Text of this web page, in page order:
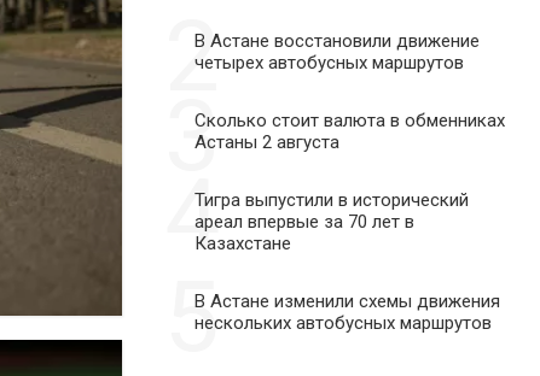
2
В Астане восстановили движение
четырех автобусных маршрутов
3
Сколько стоит валюта в обменниках
Астаны 2 августа
4
Тигра выпустили в исторический
ареал впервые за 70 лет в
Казахстане
5
В Астане изменили схемы движения
нескольких автобусных маршрутов